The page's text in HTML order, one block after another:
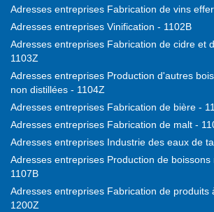
Adresses entreprises Fabrication de vins
Adresses entreprises Vinification - 1102B
Adresses entreprises Fabrication de cidre et
1103Z
Adresses entreprises Production d'autres
non distillées - 1104Z
Adresses entreprises Fabrication de bière -
Adresses entreprises Fabrication de malt -
Adresses entreprises Industrie des eaux de
Adresses entreprises Production de
1107B
Adresses entreprises Fabrication de produits
1200Z